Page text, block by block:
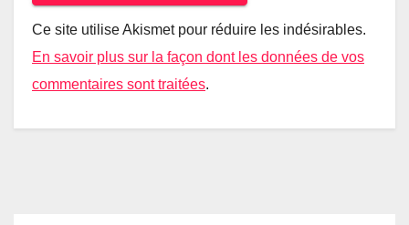
Ce site utilise Akismet pour réduire les indésirables.
En savoir plus sur la façon dont les données de vos
commentaires sont traitées.